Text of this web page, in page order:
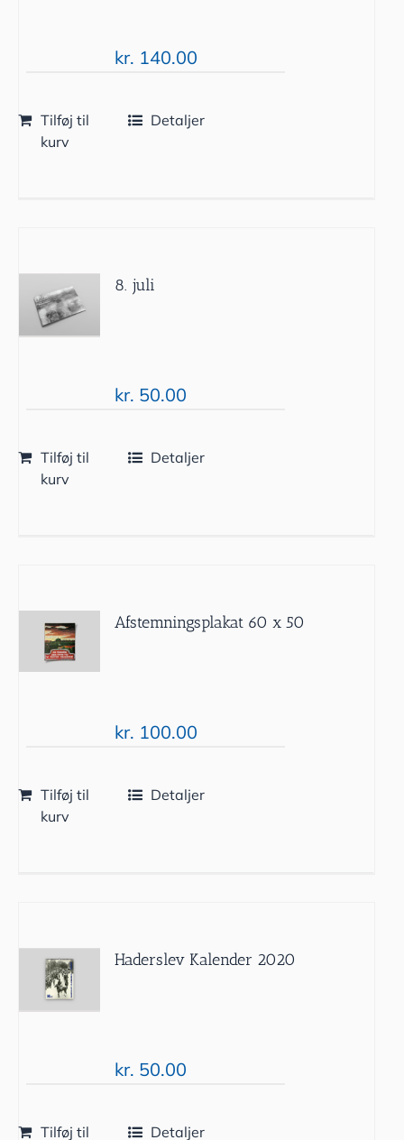
kr. 140.00
Tilføj til
kurv
Detaljer
8. juli
kr. 50.00
Tilføj til
kurv
Detaljer
Afstemningsplakat 60 x 50
kr. 100.00
Tilføj til
kurv
Detaljer
Haderslev Kalender 2020
kr. 50.00
Tilføj til Detaljer